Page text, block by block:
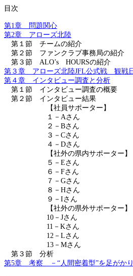
目次
第1章 問題関心
第2章 アローズ北陸
第１節 チームの紹介
第２節 ファンクラブ事務局の紹介
第３節 ALO’s HOURSの紹介
第３章 アローズ北陸JFL公式戦 観戦
第４章 インタビュー調査と分析
第１節 インタビュー調査の概要
第２節 インタビュー結果
【社員サポーター】
１－ Aさん
２－ Bさん
３－ Cさん
４－ Dさん
【社外の県内サポーター】
５－ Eさん
６－ Fさん
７－ Gさん
８－ Hさん
９－ Iさん
【社外の県外サポーター】
10 － Jさん
11 － Kさん
12 － Lさん
13 － Mさん
第３節 分析
第5章 考察 －“人間密着型”を足がかり